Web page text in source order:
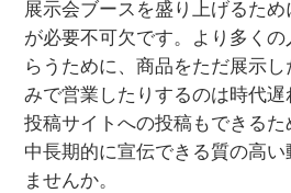
展示会ブースを盛り上げるた
が必要不可欠です。より多く
らうために、商品をただ展示
みで営業したりするのは時代
投稿サイトへの投稿もできる
中長期的に宣伝できる質の高
ませんか。